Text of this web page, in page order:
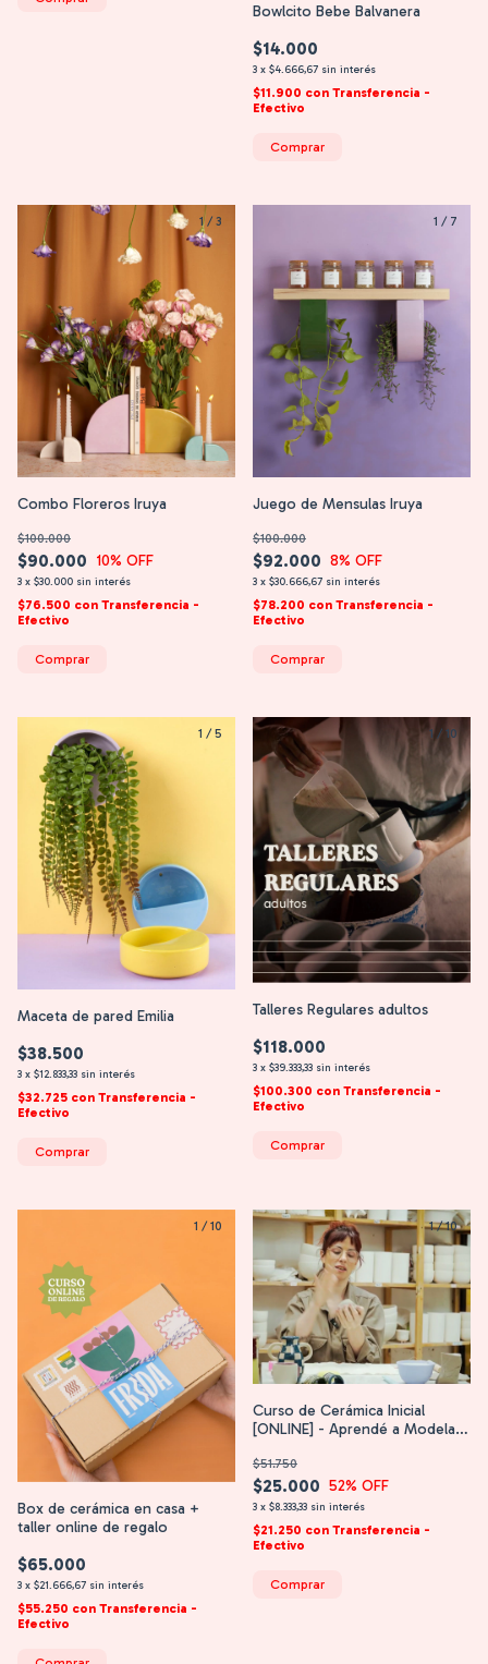
Bowlcito Bebe Balvanera
$14.000
3 x $4.666,67 sin interés
$11.900 con Transferencia -
Efectivo
Comprar
1/ 3
Combo Floreros Iruya
$90.000
$100.000
10% OFF
3 x $30.000 sin interés
$76.500 con Transferencia -
Efectivo
Comprar
1 / 7
Juego de Mensulas Iruya
$92.000
$100.000
8% OFF
3 x $30.666,67 sin interés
$78.200 con Transferencia -
Efectivo
Comprar
1 /5
Maceta de pared Emilia
$38.500
3 x $12.833,33 sin interés
$32.725 con Transferencia -
Efectivo
Comprar
1/ 10
Talleres Regulares adultos
$118.000
3 x $39.333,33 sin interés
$100.300 con Transferencia -
Efectivo
Comprar
1 /10
Box de cerámica en casa +
taller online de regalo
$65.000
3 x $21.666,67 sin interés
$55.250 con Transferencia -
Efectivo
1/10
Curso de Cerámica Inicial
[ONLINE] - Aprendé a Modelar
$25.000
$51.750
52% OFF
3 x $8.333,33 sin interés
$21.250 con Transferencia -
Efectivo